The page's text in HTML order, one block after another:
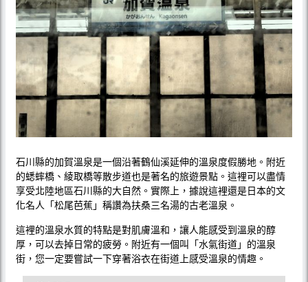
石川縣的加賀溫泉是一個沿著鶴仙溪延伸的溫泉度假勝地。附近
的蟋蟀橋、綾取橋等散步道也是著名的旅遊景點。這裡可以盡情
享受北陸地區石川縣的大自然。實際上，據說這裡還是日本的文
化名人「松尾芭蕉」稱讚為扶桑三名湯的古老溫泉。
這裡的溫泉水質的特點是對肌膚溫和，讓人能感受到溫泉的醇
厚，可以去掉日常的疲勞。附近有一個叫「水氣街道」的溫泉
街，您一定要嘗試一下穿著浴衣在街道上感受溫泉的情趣。